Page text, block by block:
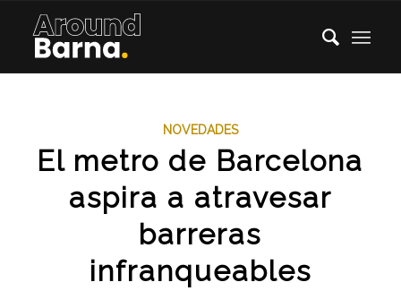
NOVEDADES
El metro de Barcelona
aspira a atravesar
barreras
infranqueables